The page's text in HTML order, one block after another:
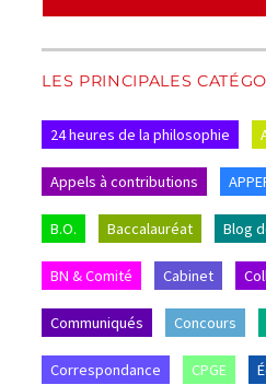
LES PRINCIPALES
24 heures de la philosophie
Appels à contributions
B.O. Baccalauréat Blog
BN & Comité Cabinet
Communiqués Concours
Correspondance CPGE